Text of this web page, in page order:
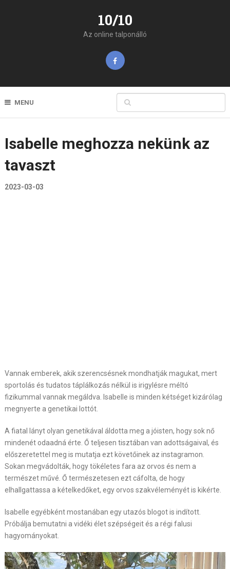
10/10
Az online talponálló
MENU
Isabelle meghozza nekünk az
tavaszt
2023-03-03
Vannak emberek, akik szerencsésnek mondhatják magukat, mert
sportolás és tudatos táplálkozás nélkül is irigylésre méltó
fizikummal vannak megáldva. Isabelle is minden kétséget kizárólag
megnyerte a genetikai lottót.
A fiatal lányt olyan genetikával áldotta meg a jóisten, hogy sok nő
mindenét odaadná érte. Ő teljesen tisztában van adottságaival, és
előszeretettel meg is mutatja ezt követőinek az instagramon.
Sokan megvádolták, hogy tökéletes fara az orvos és nem a
természet művé. Ő természetesen ezt cáfolta, de hogy
elhallgattassa a kételkedőket, egy orvos szakvéleményét is kikérte.
Isabelle egyébként mostanában egy utazós blogot is indított.
Próbálja bemutatni a vidéki élet szépségeit és a régi falusi
hagyományokat.